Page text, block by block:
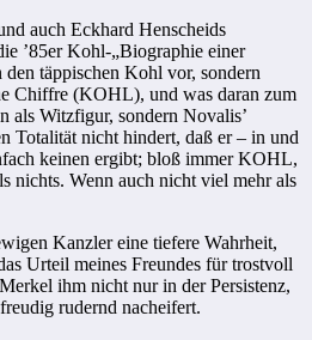
auch Eckhard Henscheids
’85er Kohl-„Biographie einer
täppischen Kohl vor, sondern
Chiffre (KOHL), und was daran zum
als Witzfigur, sondern Novalis’
Totalität nicht hindert, daß er – in und
keinen ergibt; bloß immer KOHL,
nichts. Wenn auch nicht viel mehr als
Kanzler eine tiefere Wahrheit,
Urteil meines Freundes für trostvoll
ihm nicht nur in der Persistenz,
rudernd nacheifert.